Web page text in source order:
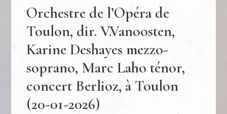
Orchestre de l’Opéra de
Toulon, dir. V.Vanoosten,
Karine Deshayes mezzo-
soprano, Marc Laho ténor,
concert Berlioz, à Toulon
(20-01-2026)